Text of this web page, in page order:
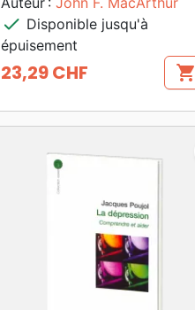
check Disponible jusqu'à
épuisement
Prix
23,29 CHF shopping_cart